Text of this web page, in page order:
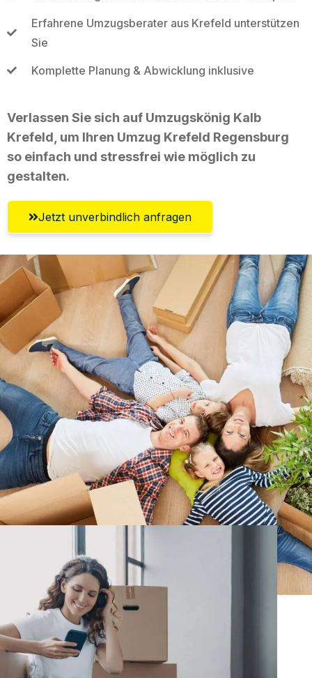
Erfahrene Umzugsberater aus Krefeld unterstützen
Sie
Komplette Planung & Abwicklung inklusive
Verlassen Sie sich auf Umzugskönig Kalb
Krefeld, um Ihren Umzug Krefeld Regensburg
so einfach und stressfrei wie möglich zu
gestalten.
Jetzt unverbindlich anfragen